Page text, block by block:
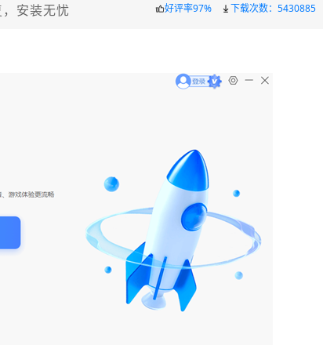
安装无忧 好评率97% 下载次数：5430885